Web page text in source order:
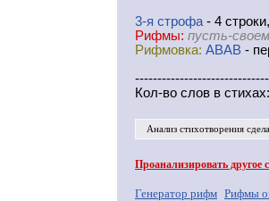
3-я cтрофа - 4
Рифмы: пусть-
Рифмовка: ABAB -
Кол-во слов в стихах:
Анализ стихотворения
Проанализировать другое
Генератор рифм Рифмы